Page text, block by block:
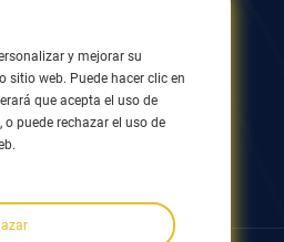
Wuxi 214082, Jiangsu,
y mejorar su
sitio web. Puede hacer clic en
que acepta el uso de
puede rechazar el uso de